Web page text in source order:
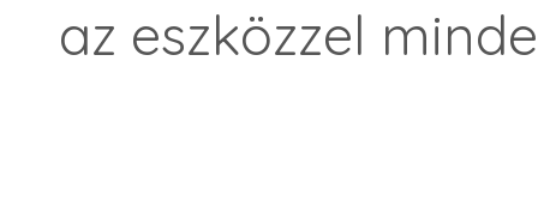
az eszközzel